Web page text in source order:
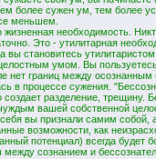
более сужен ум, тем более
меньшем.
необходимость.
Это - утилитарная
вы становитесь
умом. Вы
нет границ между
в процессе сужения.
создает разделение, трещину.
вашей собственной
вы признали самим собой,
возможности, как
потенциал) всегда будет
сознанием и